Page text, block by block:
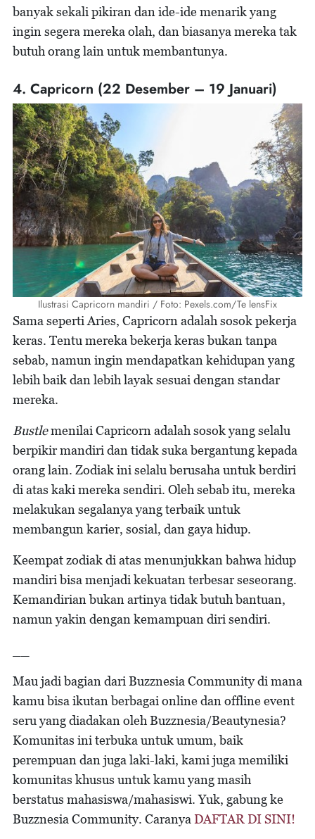
banyak sekali pikiran dan ide-ide menarik yang
ingin segera mereka olah, dan biasanya mereka tak
butuh orang lain untuk membantunya.
4. Capricorn (22 Desember – 19 Januari)
Ilustrasi Capricorn mandiri / Foto: Pexels.com/Te lensFix
Sama seperti Aries, Capricorn adalah sosok pekerja
keras. Tentu mereka bekerja keras bukan tanpa
sebab, namun ingin mendapatkan kehidupan yang
lebih baik dan lebih layak sesuai dengan standar
mereka.
Bustlemenilai Capricorn adalah sosok yang selalu
berpikir mandiri dan tidak suka bergantung kepada
orang lain. Zodiak ini selalu berusaha untuk berdiri
di atas kaki mereka sendiri. Oleh sebab itu, mereka
melakukan segalanya yang terbaik untuk
membangun karier, sosial, dan gaya hidup.
Keempat zodiak di atas menunjukkan bahwa hidup
mandiri bisa menjadi kekuatan terbesar seseorang.
Kemandirian bukan artinya tidak butuh bantuan,
namun yakin dengan kemampuan diri sendiri.
Mau jadi bagian dari Buzznesia Community di mana
kamu bisa ikutan berbagai online dan offline event
seru yang diadakan oleh Buzznesia/Beautynesia?
Komunitas ini terbuka untuk umum, baik
perempuan dan juga laki-laki, kami juga memiliki
komunitas khusus untuk kamu yang masih
berstatus mahasiswa/mahasiswi. Yuk, gabung ke
Buzznesia Community. Caranya DAFTAR DI SINI!